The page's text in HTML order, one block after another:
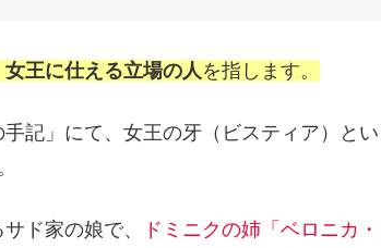
女王に仕える立場の人を指します。
手記」にて、女王の牙（ビスティア）と
ド家の娘で、 ドミニクの姉「ベロニカ・